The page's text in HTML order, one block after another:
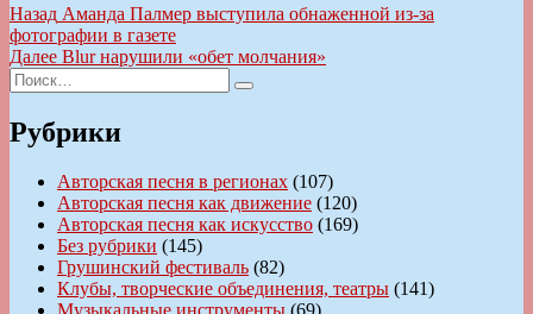
Навигация
по
записям
Назад Предыдущая
запись:
Аманда Палмер выступила обнаженной из-за
фотографии в газете
Далее Следующая
Blur нарушили «обет молчания»
Искать:
Поиск
Рубрики
Авторская песня в регионах (107)
Авторская песня как движение (120)
Авторская песня как искусство (169)
Без рубрики (145)
Грушинский фестиваль (82)
Клубы, творческие объединения, театры (141)